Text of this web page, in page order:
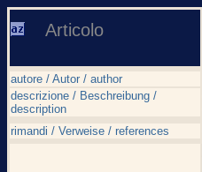
Articolo
autore / Autor / author
descrizione / Beschreibung /
description
rimandi / Verweise / references